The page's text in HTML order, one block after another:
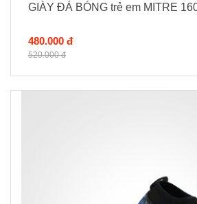
GIÀY ĐÁ BÓNG trẻ em MITRE
480.000 đ
520.000 đ